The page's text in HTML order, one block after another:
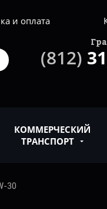
и оплата
(812)
КОММЕРЧЕСКИЙ
ТРАНСПОРТ
30